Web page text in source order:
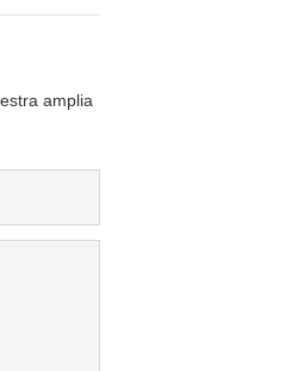
amplia